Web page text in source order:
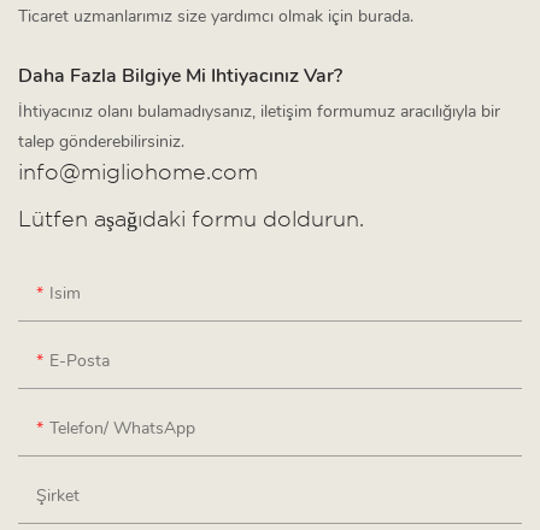
Ticaret uzmanlarımız size yardımcı olmak için burada.
Daha Fazla Bilgiye Mi Ihtiyacınız Var?
İhtiyacınız olanı bulamadıysanız, iletişim formumuz aracılığıyla bir
talep gönderebilirsiniz.
info@migliohome.com
Lütfen aşağıdaki formu doldurun.
Isim
E-Posta
Telefon/ WhatsApp
Şirket